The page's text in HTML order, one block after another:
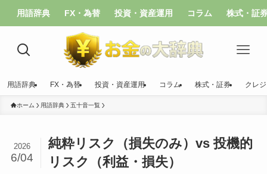
用語辞典 FX・為替 投資・資産運用 コラム 株式・証
用語辞典 FX・為替 投資・資産運用 コラム 株式・証券 クレ
ホーム 用語辞典 五十音一覧
純粋リスク（損失のみ）vs 投機的
リスク（利益・損失）
2026
6/04